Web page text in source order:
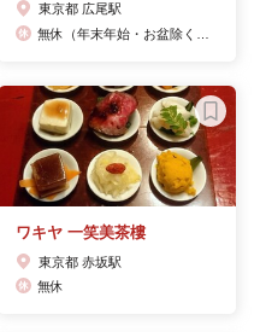
東京都 広尾駅
ワキヤ 一笑美茶樓
東京都 赤坂駅
無休